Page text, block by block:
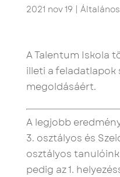
2021 nov 19
A Talentum Iskola
illeti a feladatlapok
megoldásáért.
A legjobb
3. osztályos és
osztályos tanulóink
pedig az 1.